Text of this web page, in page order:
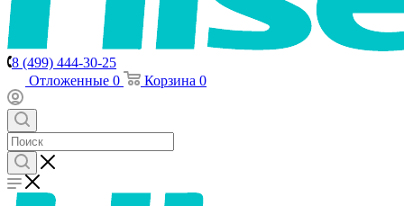
8 (499) 444-30-25
Отложенные 0 Корзина 0